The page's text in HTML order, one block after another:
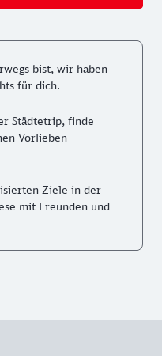
bist, wir haben
für dich.
Städtetrip, finde
Vorlieben
Ziele in der
mit Freunden und